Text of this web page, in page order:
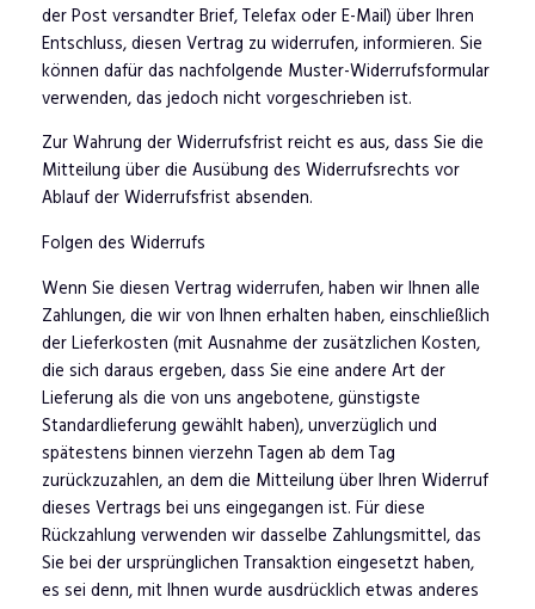
der Post versandter Brief, Telefax oder E-Mail) über Ihren
Entschluss, diesen Vertrag zu widerrufen, informieren. Sie
können dafür das nachfolgende Muster-Widerrufsformular
verwenden, das jedoch nicht vorgeschrieben ist.
Zur Wahrung der Widerrufsfrist reicht es aus, dass Sie die
Mitteilung über die Ausübung des Widerrufsrechts vor
Ablauf der Widerrufsfrist absenden.
Folgen des Widerrufs
Wenn Sie diesen Vertrag widerrufen, haben wir Ihnen alle
Zahlungen, die wir von Ihnen erhalten haben, einschließlich
der Lieferkosten (mit Ausnahme der zusätzlichen Kosten,
die sich daraus ergeben, dass Sie eine andere Art der
Lieferung als die von uns angebotene, günstigste
Standardlieferung gewählt haben), unverzüglich und
spätestens binnen vierzehn Tagen ab dem Tag
zurückzuzahlen, an dem die Mitteilung über Ihren Widerruf
dieses Vertrags bei uns eingegangen ist. Für diese
Rückzahlung verwenden wir dasselbe Zahlungsmittel, das
Sie bei der ursprünglichen Transaktion eingesetzt haben,
es sei denn, mit Ihnen wurde ausdrücklich etwas anderes